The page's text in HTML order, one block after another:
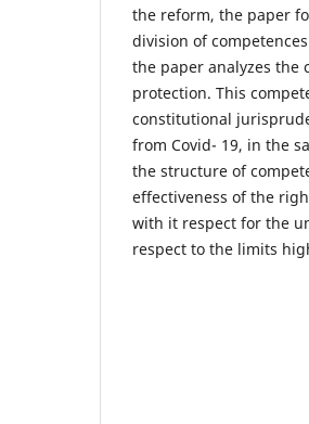
the reform, the paper
division of
the paper analyzes the
protection. This
constitutional
from Covid- 19, in the
the structure of
effectiveness of the
with it respect for the
respect to the limits